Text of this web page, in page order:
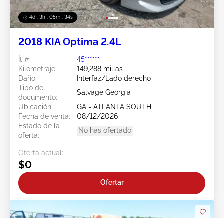
4d : 3h : 05m : 31s
2018 KIA Optima 2.4L
Ít #:
45******
Kilometraje:
149,288 millas
Daño:
Interfaz/Lado derecho
Tipo de
documento:
Salvage Georgia
Ubicación:
GA - ATLANTA SOUTH
Fecha de venta:
08/12/2026
Estado de la
oferta:
No has ofertado
Oferta actual:
$0
Ofertar